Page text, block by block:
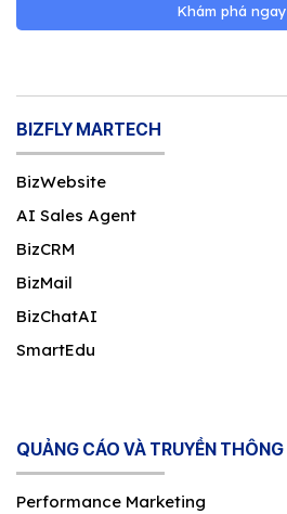
Khám phá ngay
BIZFLY MARTECH
BizWebsite
AI Sales Agent
BizCRM
BizMail
BizChatAI
SmartEdu
QUẢNG CÁO VÀ TRUYỀN THÔNG
Performance Marketing